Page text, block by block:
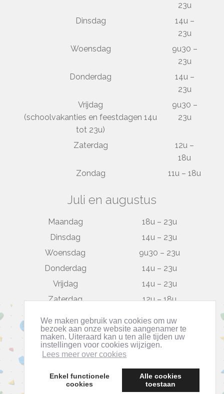
We maken gebruik van cookies om uw
bezoek aan onze website aangenamer te
maken. Uiteraard kan u ten alle tijden uw
instellingen voor cookies wijzigen.
Lees meer over cookies
Enkel functionele
cookies
Alle cookies
toestaan
23u
Dinsdag
14u –
23u
Woensdag
9u30 –
23u
Donderdag
14u –
23u
Vrijdag
(schoolvakanties en feestdagen 14u
tot 23u)
9u30 –
23u
Zaterdag
12u –
18u
Zondag
11u – 18u
Juli en augustus
Maandag
18u – 23u
Dinsdag
14u – 23u
Woensdag
9u30 – 23u
Donderdag
14u – 23u
Vrijdag
14u – 23u
Zaterdag
12u – 18u